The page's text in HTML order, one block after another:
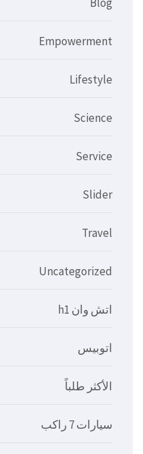
Empowerment
Lifestyle
Science
Service
Slider
Travel
Uncategorized
اتش وان h1
اتوبيس
الأكثر طلباً
سيارات 7 راكب